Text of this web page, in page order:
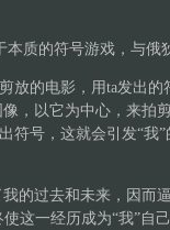
质的符号游戏，与俄
放的电影，用ta发出的
，以它为中心，来拍
符号，这就会引发“我
的过去和未来，因而
这一经历成为“我”自